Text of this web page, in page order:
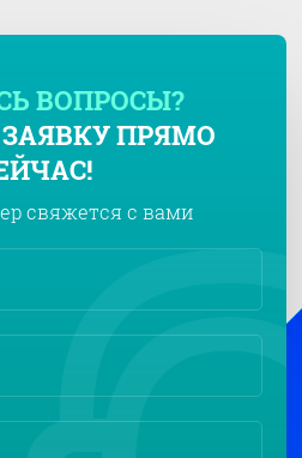
ВОПРОСЫ?
ПРЯМО
свяжется с вами